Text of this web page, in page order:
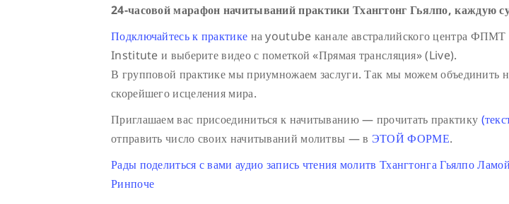
24-часовой марафон начитываний практики Тхангтонг Гьялпо, каждую
Подключайтесь к практике на youtube канале австралийского центра
Institute и выберите видео с пометкой «Прямая трансляция» (Live).
В групповой практике мы приумножаем заслуги. Так мы можем объединить
скорейшего исцеления мира.
Приглашаем вас присоединиться к начитыванию — прочитать практику
отправить число своих начитываний молитвы — в ЭТОЙ ФОРМЕ.
Рады поделиться с вами аудио запись чтения молитв Тхангтонга Гьялпо
Ринпоче